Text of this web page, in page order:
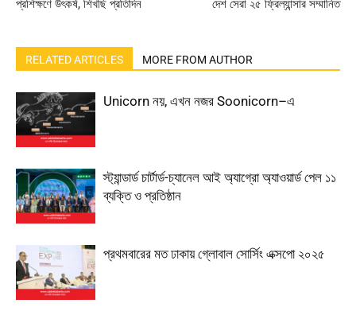
প্রশিক্ষণে উৎকর্ষ, শিখছি প্রতিদিন দেশ সেরা ২৫ ফ্রিল্যান্সার সম্মানিত
RELATED ARTICLES MORE FROM AUTHOR
Unicorn নয়, এখন নজর Soonicorn–এ
স্ট্যান্ডার্ড চার্টার্ড-চ্যানেল আই অ্যাগ্রো অ্যাওয়ার্ড পেল ১১
ব্যক্তি ও প্রতিষ্ঠান
প্রথমবারের মত ঢাকায় গ্লোবাল সোর্সিং এক্সপো ২০২৫